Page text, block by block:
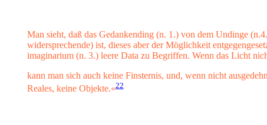
Man sieht, daß das Gedankending (n. 1.) von dem Undinge
widersprechende) ist, dieses aber der Möglichkeit
imaginarium (n. 3.) leere Data zu Begriffen. Wenn das Licht
kann man sich auch keine Finsternis, und, wenn nicht
Reales, keine Objekte.«22